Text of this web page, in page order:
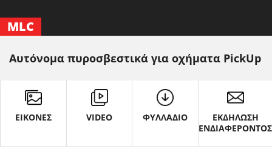
MLC
Αυτόνομα πυροσβεστικά για οχήματα PickUp
ΕΙΚΟΝΕΣ VIDEO ΦΥΛΛΑΔΙΟ
ΕΚΔΗΛΩΣΗ
ΕΝΔΙΑΦΕΡΟΝΤΟΣ